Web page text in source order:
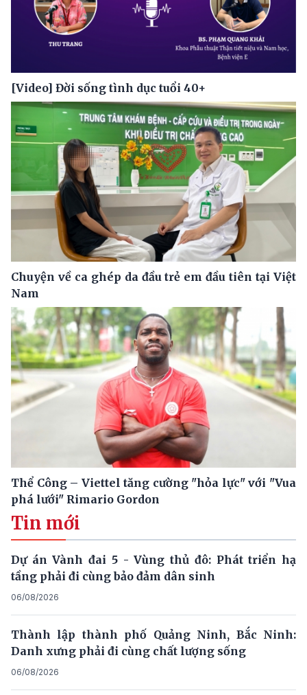
[Video] Đời sống tình dục tuổi 40+
Chuyện về ca ghép da đầu trẻ em đầu tiên tại Việt
Nam
Thể Công – Viettel tăng cường "hỏa lực" với "Vua
phá lưới" Rimario Gordon
Tin mới
Dự án Vành đai 5 - Vùng thủ đô: Phát triển hạ
tầng phải đi cùng bảo đảm dân sinh
06/08/2026
Thành lập thành phố Quảng Ninh, Bắc Ninh:
Danh xưng phải đi cùng chất lượng sống
06/08/2026